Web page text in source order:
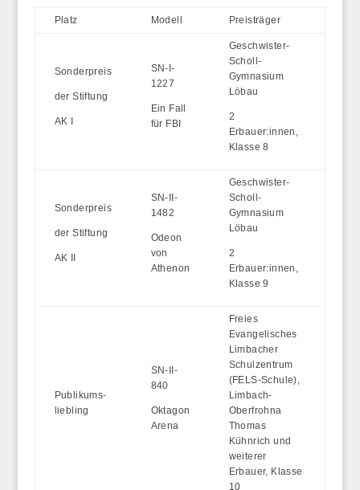
Platz Modell Preisträger
Sonderpreis
der Stiftung
AK I
SN-I-
1227
Ein Fall
für FBI
Geschwister-
Scholl-
Gymnasium
Löbau
2
Erbauer:innen,
Klasse 8
Sonderpreis
der Stiftung
AK II
SN-II-
1482
Odeon
von
Athenon
Geschwister-
Scholl-
Gymnasium
Löbau
2
Erbauer:innen,
Klasse 9
Publikums-
liebling
SN-II-
840
Oktagon
Arena
Freies
Evangelisches
Limbacher
Schulzentrum
(FELS-Schule),
Limbach-
Oberfrohna
Thomas
Kühnrich und
weiterer
Erbauer, Klasse
10